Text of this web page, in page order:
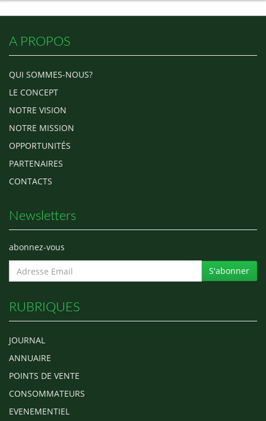
A PROPOS
QUI SOMMES-NOUS?
LE CONCEPT
NOTRE VISION
NOTRE MISSION
OPPORTUNITÉS
PARTENAIRES
CONTACTS
Newsletters
abonnez-vous
S'abonner
RUBRIQUES
JOURNAL
ANNUAIRE
POINTS DE VENTE
CONSOMMATEURS
EVENEMENTIEL